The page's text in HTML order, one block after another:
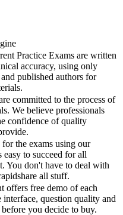
Practice Exams are written
accuracy, using only
published authors for
committed to the process of
We believe professionals
confidence of quality
the exams using our
to succeed for all
You don't have to deal with
all stuff.
offers free demo of each
question quality and
you decide to buy.